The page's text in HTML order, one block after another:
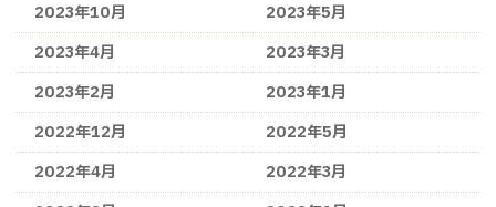
2023年10月
2023年5月
2023年4月
2023年3月
2023年2月
2023年1月
2022年12月
2022年5月
2022年4月
2022年3月